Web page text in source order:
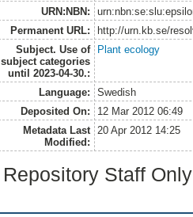
URN:NBN:
Permanent URL:
http://urn.kb.se/
Subject. Use of
subject categories
until 2023-04-30.:
Plant ecology
Language:
Swedish
Deposited On:
12 Mar 2012 06:49
Metadata Last
Modified:
20 Apr 2012 14:25
Repository Staff